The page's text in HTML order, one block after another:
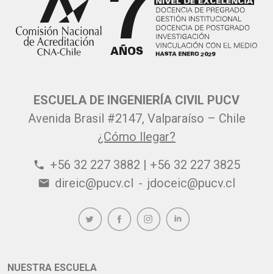
ESCUELA DE INGENIERÍA CIVIL PUCV
Avenida Brasil #2147, Valparaíso – Chile
¿Cómo llegar?
phone +56 32 227 3882 | +56 32 227 3825
email direic@pucv.cl - jdoceic@pucv.cl
NUESTRA ESCUELA